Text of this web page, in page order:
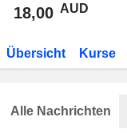
18,00 AUD
Übersicht Kurse
Alle Nachrichten